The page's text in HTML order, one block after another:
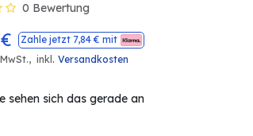
0 Bewertung
€ Zahle jetzt 7,84€ mit
inkl . Versandkosten
sehen sich das gerade an